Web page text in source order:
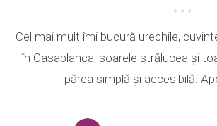
Cel mai mult îmi bucură urechile,
în Casablanca, soarele strălucea și
părea simplă și accesibilă.